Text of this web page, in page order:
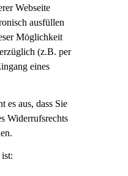
Webseite
ausfüllen
Möglichkeit
(z.B. per
eines
es aus, dass Sie
Widerrufsrechts